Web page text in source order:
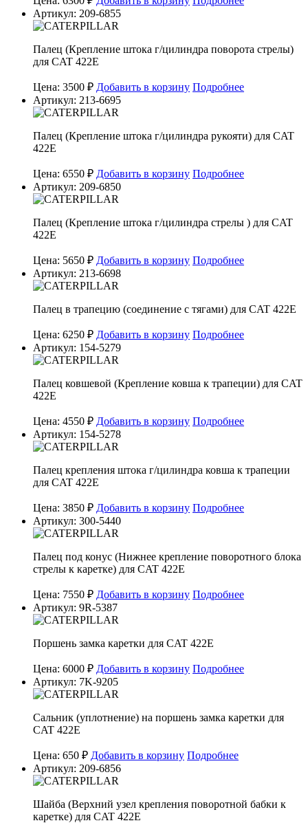
Артикул: 209-6855
Палец (Крепление штока г/цилиндра поворота стрелы)
для CAT 422E
Цена: 3500 ₽ Добавить в корзину Подробнее
Артикул: 213-6695
Палец (Крепление штока г/цилиндра рукояти) для CAT
422E
Цена: 6550 ₽ Добавить в корзину Подробнее
Артикул: 209-6850
Палец (Крепление штока г/цилиндра стрелы ) для CAT
422E
Цена: 5650 ₽ Добавить в корзину Подробнее
Артикул: 213-6698
Палец в трапецию (соединение с тягами) для CAT 422E
Цена: 6250 ₽ Добавить в корзину Подробнее
Артикул: 154-5279
Палец ковшевой (Крепление ковша к трапеции) для CAT
422E
Цена: 4550 ₽ Добавить в корзину Подробнее
Артикул: 154-5278
Палец крепления штока г/цилиндра ковша к трапеции
для CAT 422E
Цена: 3850 ₽ Добавить в корзину Подробнее
Артикул: 300-5440
Палец под конус (Нижнее крепление поворотного блока
стрелы к каретке) для CAT 422E
Цена: 7550 ₽ Добавить в корзину Подробнее
Артикул: 9R-5387
Поршень замка каретки для CAT 422E
Цена: 6000 ₽ Добавить в корзину Подробнее
Артикул: 7K-9205
Сальник (уплотнение) на поршень замка каретки для
CAT 422E
Цена: 650 ₽ Добавить в корзину Подробнее
Артикул: 209-6856
Шайба (Верхний узел крепления поворотной бабки к
каретке) для CAT 422E